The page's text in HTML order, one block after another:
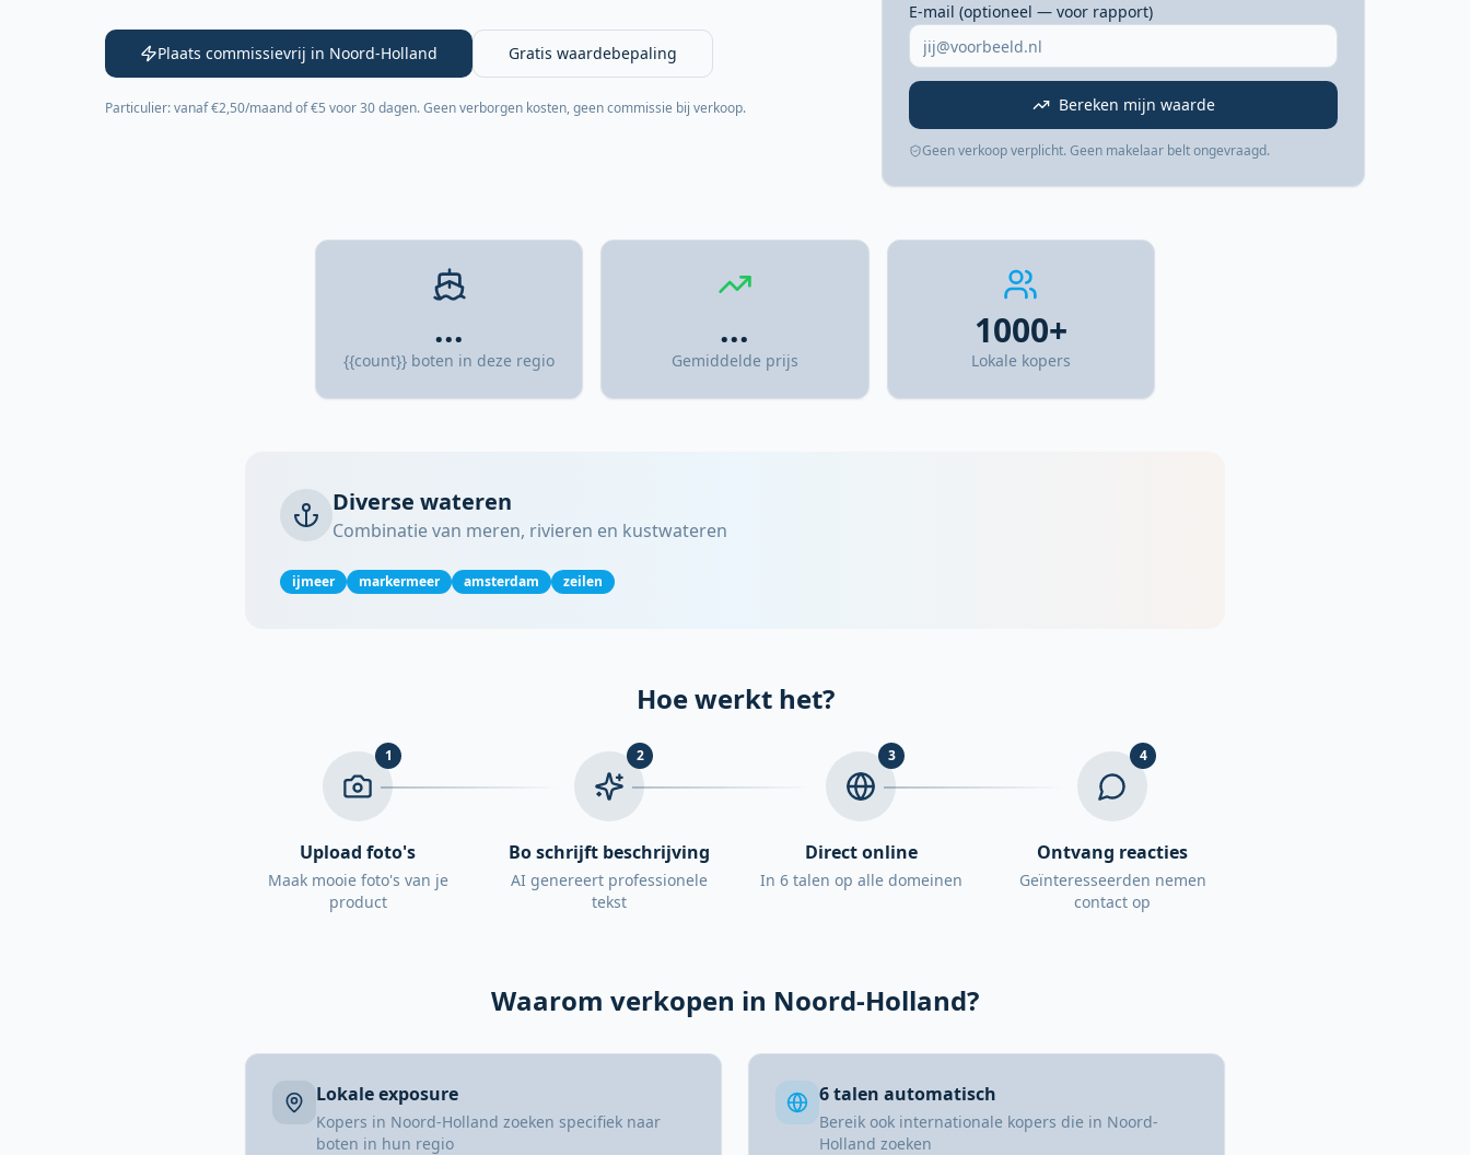
Plaats commissievrij in Noord-Holland Gratis waardebepaling
Particulier: vanaf €2,50/maand of €5 voor 30 dagen. Geen verborgen kosten, geen commissie bij verkoop.
E-mail (optioneel — voor rapport)
Bereken mijn waarde
Geen verkoop verplicht. Geen makelaar belt ongevraagd.
...
{{count}} boten in deze regio
...
Gemiddelde prijs
1000+
Lokale kopers
Diverse wateren
Combinatie van meren, rivieren en kustwateren
ijmeer markermeer amsterdam zeilen
Hoe werkt het?
1
Upload foto's
Maak mooie foto's van je
product
2
Bo schrijft beschrijving
AI genereert professionele
tekst
3
Direct online
In 6 talen op alle domeinen
4
Ontvang reacties
Geïnteresseerden nemen
contact op
Waarom verkopen in Noord-Holland?
Lokale exposure
Kopers in Noord-Holland zoeken specifiek naar
boten in hun regio
6 talen automatisch
Bereik ook internationale kopers die in Noord-
Holland zoeken